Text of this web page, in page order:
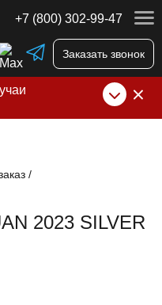
+7 (800) 302-99-47
Заказать звонок
, указанным в соц сетях
2023 SILVER